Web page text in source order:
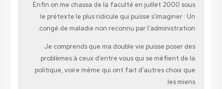
Enfin on me chassa de la faculté en juillet 2000 sous
le prétexte le plus ridicule qui puisse s’imaginer : Un
congé de maladie non reconnu par l’administration.
Je comprends que ma double vie puisse poser des
problèmes à ceux d’entre vous qui se méfient de la
politique, voire même qui ont fait d’autres choix que
les miens.